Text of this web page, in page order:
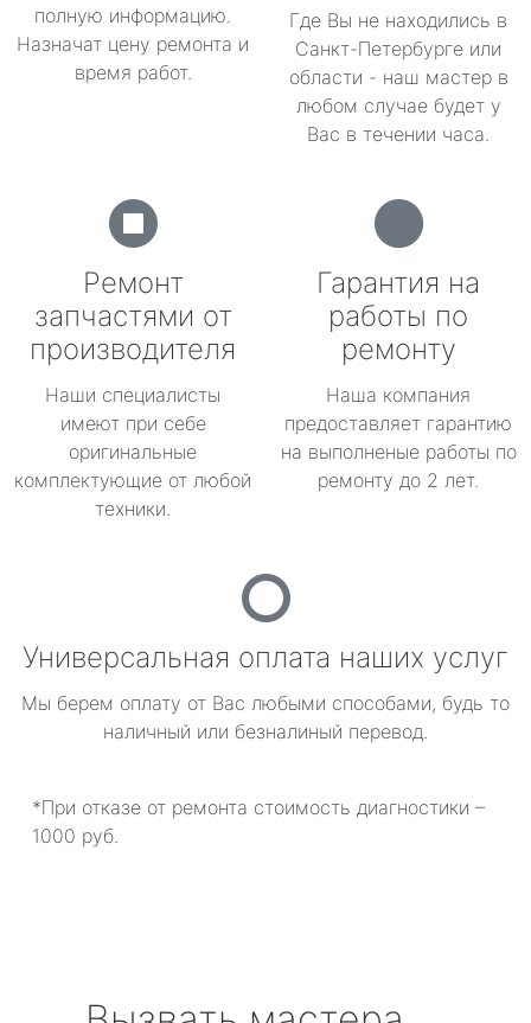
полную информацию.
Назначат цену ремонта и
время работ.
Где Вы не находились в
Санкт-Петербурге или
области - наш мастер в
любом случае будет у
Вас в течении часа.
Ремонт
запчастями от
производителя
Наши специалисты
имеют при себе
оригинальные
комплектующие от любой
техники.
Гарантия на
работы по
ремонту
Наша компания
предоставляет гарантию
на выполненые работы по
ремонту до 2 лет.
Универсальная оплата наших услуг
Мы берем оплату от Вас любыми способами, будь то
наличный или безналиный перевод.
*При отказе от ремонта стоимость диагностики –
1000 руб.